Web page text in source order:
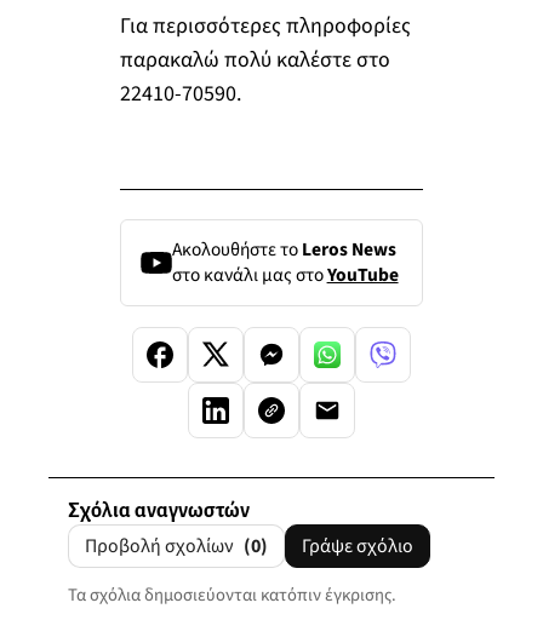
Για περισσότερες πληροφορίες
παρακαλώ πολύ καλέστε στο
22410-70590.
Ακολουθήστε τοLeros News
στο κανάλι μας στοYouTube
Σχόλια αναγνωστών
Προβολή σχολίων (0) Γράψε σχόλιο
Τα σχόλια δημοσιεύονται κατόπιν έγκρισης.